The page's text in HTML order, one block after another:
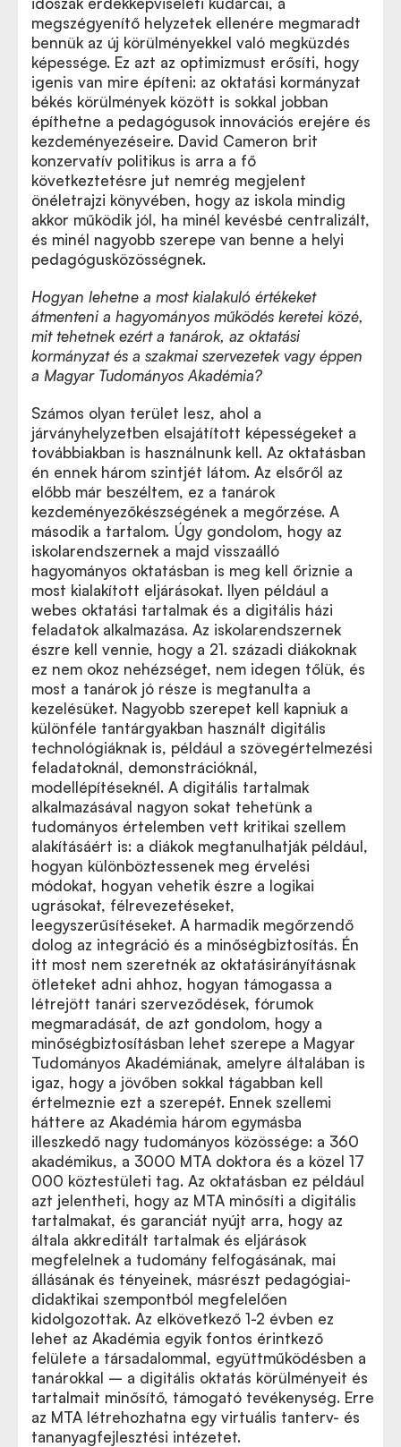
megszégyenítő helyzetek ellenére megmaradt
bennük az új körülményekkel való megküzdés
képessége. Ez azt az optimizmust erősíti, hogy
igenis van mire építeni: az oktatási kormányzat
békés körülmények között is sokkal jobban
építhetne a pedagógusok innovációs erejére és
kezdeményezéseire. David Cameron brit
konzervatív politikus is arra a fő
következtetésre jut nemrég megjelent
önéletrajzi könyvében, hogy az iskola mindig
akkor működik jól, ha minél kevésbé centralizált,
és minél nagyobb szerepe van benne a helyi
pedagógusközösségnek.
Hogyan lehetne a most kialakuló értékeket
átmenteni a hagyományos működés keretei közé,
mit tehetnek ezért a tanárok, az oktatási
kormányzat és a szakmai szervezetek vagy éppen
a Magyar Tudományos Akadémia?
Számos olyan terület lesz, ahol a
járványhelyzetben elsajátított képességeket a
továbbiakban is használnunk kell. Az oktatásban
én ennek három szintjét látom. Az elsőről az
előbb már beszéltem, ez a tanárok
kezdeményezőkészségének a megőrzése. A
második a tartalom. Úgy gondolom, hogy az
iskolarendszernek a majd visszaálló
hagyományos oktatásban is meg kell őriznie a
most kialakított eljárásokat. Ilyen például a
webes oktatási tartalmak és a digitális házi
feladatok alkalmazása. Az iskolarendszernek
észre kell vennie, hogy a 21. századi diákoknak
ez nem okoz nehézséget, nem idegen tőlük, és
most a tanárok jó része is megtanulta a
kezelésüket. Nagyobb szerepet kell kapniuk a
különféle tantárgyakban használt digitális
technológiáknak is, például a szövegértelmezési
feladatoknál, demonstrációknál,
modellépítéseknél. A digitális tartalmak
alkalmazásával nagyon sokat tehetünk a
tudományos értelemben vett kritikai szellem
alakításáért is: a diákok megtanulhatják például,
hogyan különböztessenek meg érvelési
módokat, hogyan vehetik észre a logikai
ugrásokat, félrevezetéseket,
leegyszerűsítéseket. A harmadik megőrzendő
dolog az integráció és a minőségbiztosítás. Én
itt most nem szeretnék az oktatásirányításnak
ötleteket adni ahhoz, hogyan támogassa a
létrejött tanári szerveződések, fórumok
megmaradását, de azt gondolom, hogy a
minőségbiztosításban lehet szerepe a Magyar
Tudományos Akadémiának, amelyre általában is
igaz, hogy a jövőben sokkal tágabban kell
értelmeznie ezt a szerepét. Ennek szellemi
háttere az Akadémia három egymásba
illeszkedő nagy tudományos közössége: a 360
akadémikus, a 3000 MTA doktora és a közel 17
000 köztestületi tag. Az oktatásban ez például
azt jelentheti, hogy az MTA minősíti a digitális
tartalmakat, és garanciát nyújt arra, hogy az
általa akkreditált tartalmak és eljárások
megfelelnek a tudomány felfogásának, mai
állásának és tényeinek, másrészt pedagógiai-
didaktikai szempontból megfelelően
kidolgozottak. Az elkövetkező 1-2 évben ez
lehet az Akadémia egyik fontos érintkező
felülete a társadalommal, együttműködésben a
tanárokkal – a digitális oktatás körülményeit és
tartalmait minősítő, támogató tevékenység. Erre
az MTA létrehozhatna egy virtuális tanterv- és
tananyagfejlesztési intézetet.